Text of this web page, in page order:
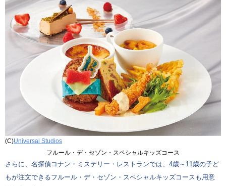
(C)Universal Studios
フルール・デ・セゾン・スペシャルキッズコース
さらに、名探偵コナン・ミステリー・レストランでは、4歳～11歳の子ど
もが注文できるフルール・デ・セゾン・スペシャルキッズコースも用意